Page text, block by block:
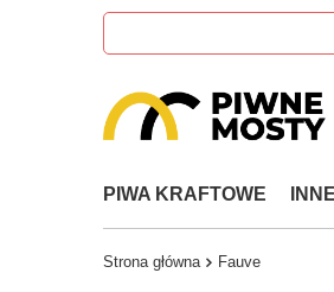
PIWA KRAFTOWE
Strona główna Fauve